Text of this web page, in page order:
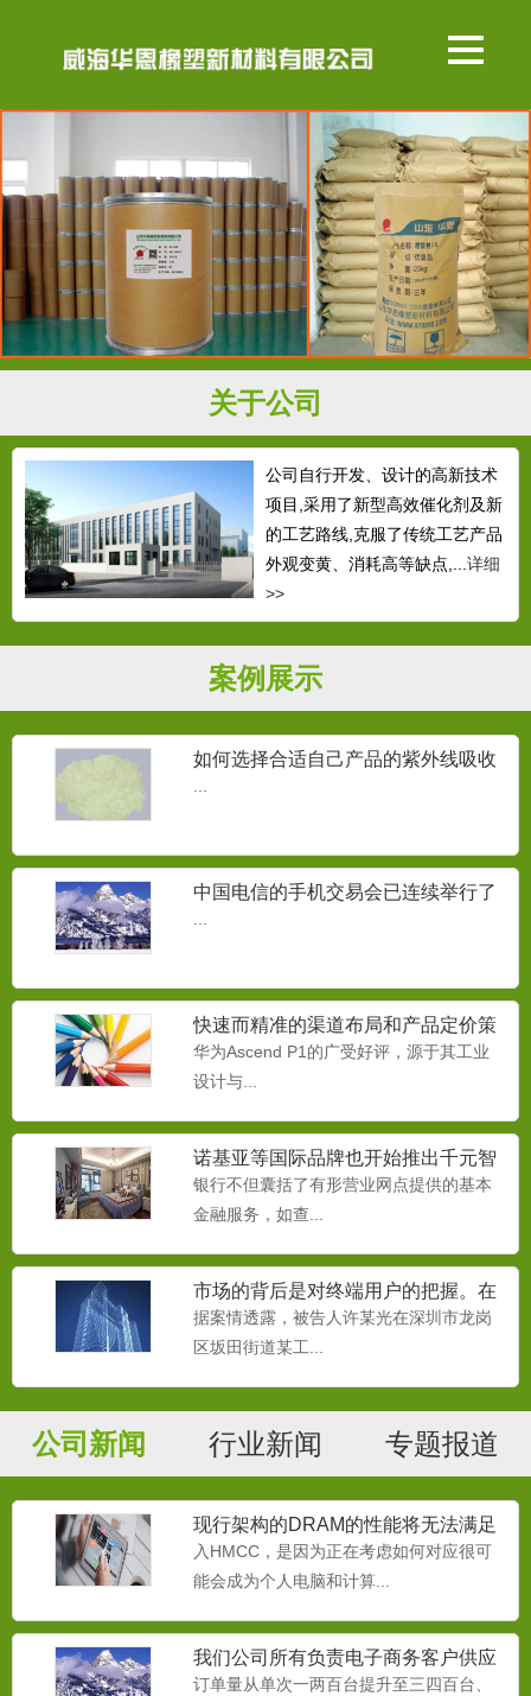
关于公司
公司自行开发、设计的高新技术
项目,采用了新型高效催化剂及新
的工艺路线,克服了传统工艺产品
外观变黄、消耗高等缺点,...详细
>>
案例展示
如何选择合适自己产品的紫外线吸收
...
中国电信的手机交易会已连续举行了
...
快速而精准的渠道布局和产品定价策
略
华为Ascend P1的广受好评，源于其工业
设计与...
诺基亚等国际品牌也开始推出千元智
能机
银行不但囊括了有形营业网点提供的基本
金融服务，如查...
市场的背后是对终端用户的把握。在
移动互联网时代，
据案情透露，被告人许某光在深圳市龙岗
区坂田街道某工...
公司新闻 行业新闻 专题报道
现行架构的DRAM的性能将无法满足
处理器的需要
入HMCC，是因为正在考虑如何对应很可
能会成为个人电脑和计算...
我们公司所有负责电子商务客户供应
链的同事
订单量从单次一两百台提升至三四百台、